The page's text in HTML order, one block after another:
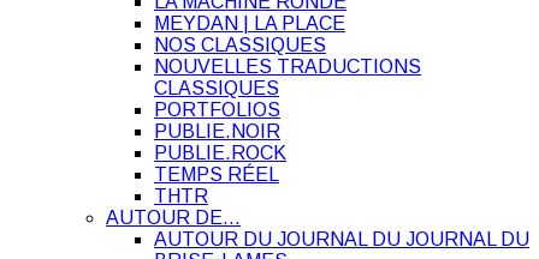
MEYDAN | LA PLACE
NOS CLASSIQUES
NOUVELLES TRADUCTIONS
CLASSIQUES
PORTFOLIOS
PUBLIE.NOIR
PUBLIE.ROCK
TEMPS RÉEL
THTR
AUTOUR DE…
AUTOUR DU JOURNAL DU JOURNAL DU